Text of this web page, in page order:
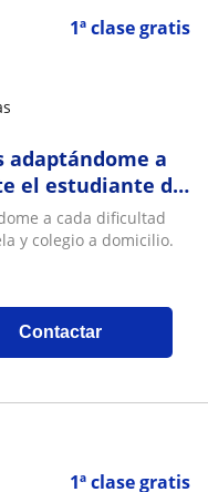
1ª clase gratis
adaptándome a
el estudiante de
a cada dificultad
y colegio a domicilio.
Contactar
1ª clase gratis